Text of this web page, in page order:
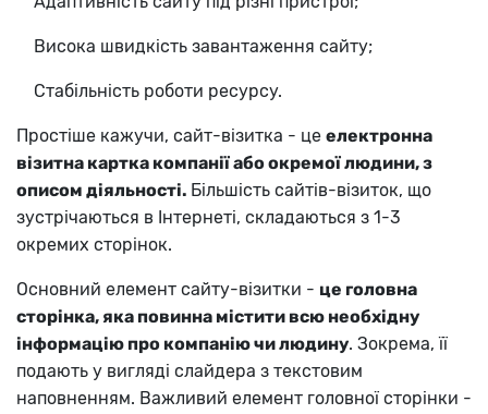
Висока швидкість завантаження сайту;
Стабільність роботи ресурсу.
Простіше кажучи, сайт-візитка - це електронна
візитна картка компанії або окремої людини, з
описом діяльності. Більшість сайтів-візиток, що
зустрічаються в Інтернеті, складаються з 1-3
окремих сторінок.
Основний елемент сайту-візитки - це головна
сторінка, яка повинна містити всю необхідну
інформацію про компанію чи людину. Зокрема, її
подають у вигляді слайдера з текстовим
наповненням. Важливий елемент головної сторінки -